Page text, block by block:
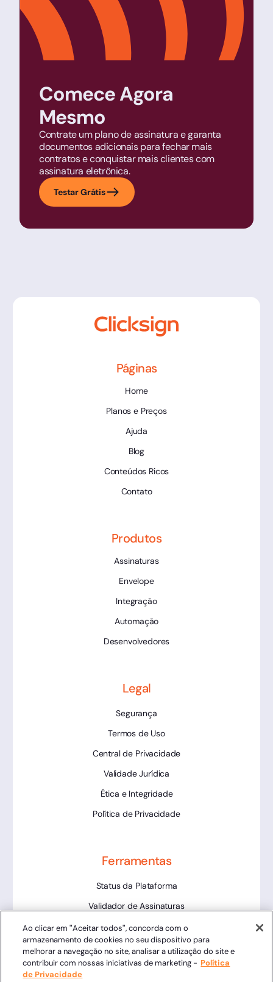
Comece Agora
Mesmo
Contrate um plano de assinatura e garanta
documentos adicionais para fechar mais
contratos e conquistar mais clientes com
assinatura eletrônica.
Testar Grátis
Páginas
Home
Planos e Preços
Ajuda
Blog
Conteúdos Ricos
Contato
Produtos
Assinaturas
Envelope
Integração
Automação
Desenvolvedores
Legal
Segurança
Termos de Uso
Central de Privacidade
Validade Jurídica
Ética e Integridade
Política de Privacidade
Ferramentas
Status da Plataforma
Validador de Assinaturas
Trabalhe Conosco
LLM
Ao clicar em "Aceitar todos", concorda com o
armazenamento de cookies no seu dispositivo para
melhorar a navegação no site, analisar a utilização do site e
contribuir com nossas iniciativas de marketing - Política
de Privacidade